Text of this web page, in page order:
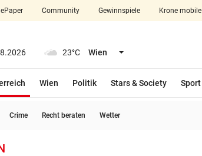
closeSchließen
arrow_right
ePaper Community Gewinnspiele Krone mobile
23°C Wien Menü aufklappen
Wien
Politik Stars & Society Sport
Crime Recht beraten Wetter